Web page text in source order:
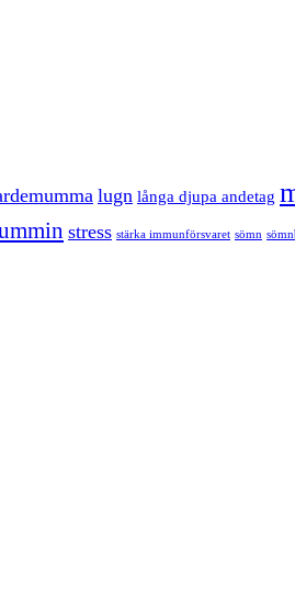
lugn långa djupa andetag
stress stärka immunförsvaret sömn